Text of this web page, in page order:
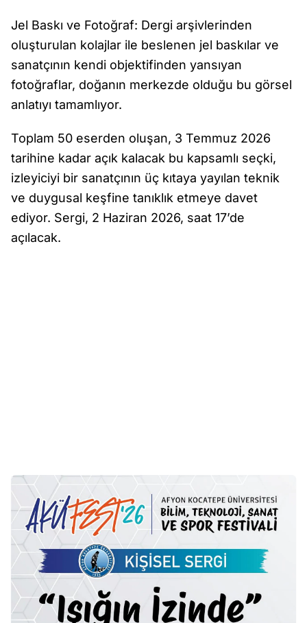
Jel Baskı ve Fotoğraf: Dergi arşivlerinden
oluşturulan kolajlar ile beslenen jel baskılar ve
sanatçının kendi objektifinden yansıyan
fotoğraflar, doğanın merkezde olduğu bu görsel
anlatıyı tamamlıyor.
Toplam 50 eserden oluşan, 3 Temmuz 2026
tarihine kadar açık kalacak bu kapsamlı seçki,
izleyiciyi bir sanatçının üç kıtaya yayılan teknik
ve duygusal keşfine tanıklık etmeye davet
ediyor. Sergi, 2 Haziran 2026, saat 17’de
açılacak.